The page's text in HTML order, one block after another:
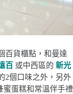
百貨櫃點，和曼達
百 或中西區的 新光
2個口味之外，另外
蜜蛋糕和常溫伴手禮